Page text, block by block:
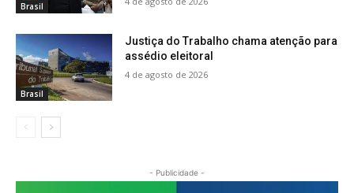
Brasil
Brasil
Justiça do Trabalho chama atenção para
assédio eleitoral
4 de agosto de 2026
- Publicidade -